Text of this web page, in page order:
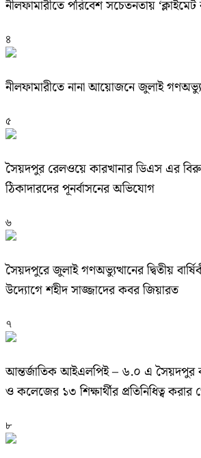
নীলফামারীতে পরিবেশ সচেতনতায়
৪
নীলফামারীতে নানা আয়োজনে জুলাই
৫
সৈয়দপুর রেলওয়ে কারখানার ডিএস এর
ঠিকাদারদের পূনর্বাসনের অভিযোগ
৬
সৈয়দপুরে জুলাই গণঅভ্যুত্থানের দ্বিতীয়
উদ্যোগে শহীদ সাজ্জাদের কবর জিয়ারত
৭
আন্তর্জাতিক আইএলপিই – ৬.০ এ সৈয়দপুর
ও কলেজের ১৩ শিক্ষার্থীর প্রতিনিধিত্ব
৮